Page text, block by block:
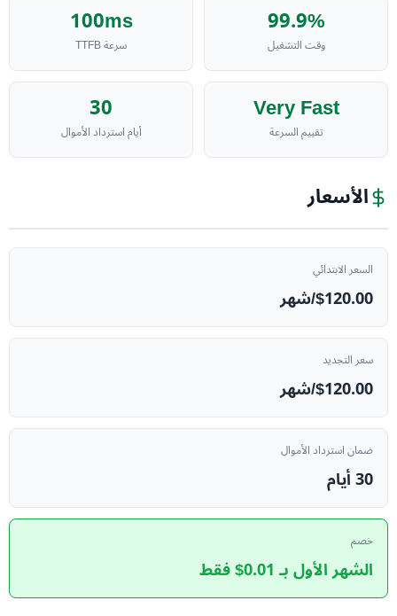
99.9%
وقت التشغيل
100ms
سرعة TTFB
Very Fast
تقييم السرعة
30
أيام استرداد الأموال
الأسعار
السعر الابتدائي
$120.00/شهر
سعر التجديد
$120.00/شهر
ضمان استرداد الأموال
30 أيام
خصم
الشهر الأول بـ 0.01$ فقط